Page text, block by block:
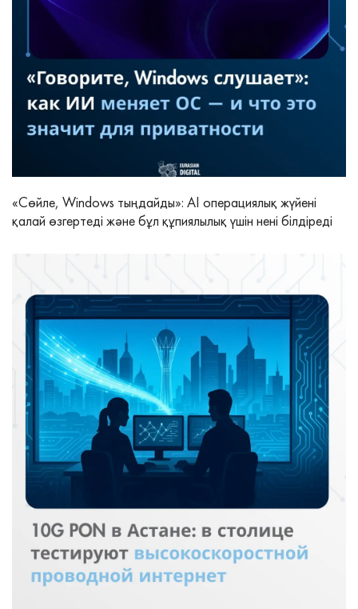
«Сөйле, Windows тыңдайды»: AI операциялық жүйені
қалай өзгертеді және бұл құпиялылық үшін нені білдіреді